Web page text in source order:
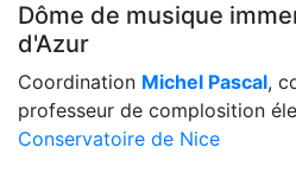
Dôme de musique
d'Azur
Coordination Michel Pascal,
professeur de complosition
Conservatoire de Nice